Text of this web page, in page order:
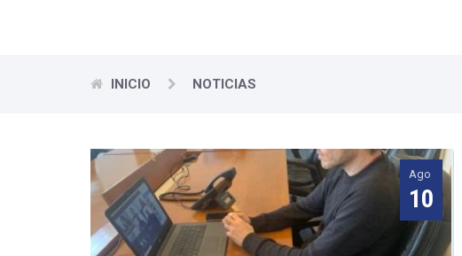
INICIO NOTICIAS
Ago
10